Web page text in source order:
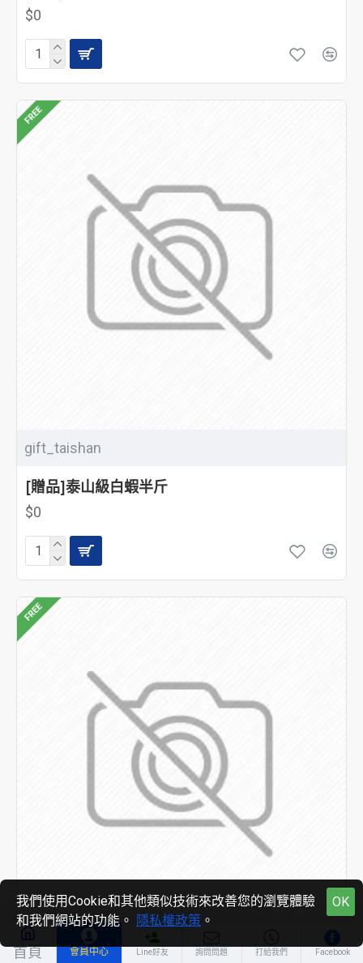
$0
FREE
gift_taishan
[贈品]泰山級白蝦半斤
$0
FREE
gift_bawang
首頁 會員中心 Line好友 詢問問題 打給我們 Facebook
OK
我們使用Cookie和其他類似技術來改善您的瀏覽體驗
和我們網站的功能。 隱私權政策 。